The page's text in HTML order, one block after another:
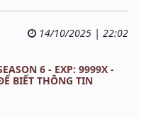
14/10/2025 | 22:02
6 - EXP: 9999X -
BIẾT THÔNG TIN